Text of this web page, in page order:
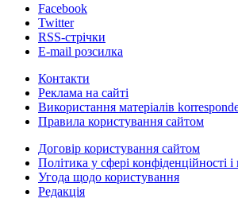
Facebook
Twitter
RSS-стрічки
E-mail розсилка
Контакти
Реклама на сайті
Використання матеріалів
Правила користування сайтом
Договір користування сайтом
Політика у сфері конфіденційності
Угода щодо користування
Редакція